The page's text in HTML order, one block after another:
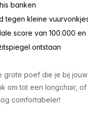
banken
tegen kleine
score van 100.000 en
ontstaan
grote poef die je bij
om tot een longchair,
comfortabeler!